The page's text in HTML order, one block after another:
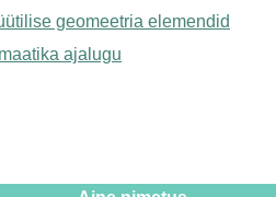
geomeetria elemendid
ajalugu